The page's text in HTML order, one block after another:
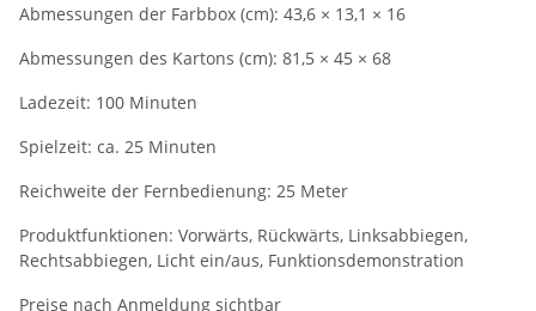
Abmessungen der Farbbox (cm): 43,6 × 13,1 × 16
Abmessungen des Kartons (cm): 81,5 × 45 × 68
Ladezeit: 100 Minuten
Spielzeit: ca. 25 Minuten
Reichweite der Fernbedienung: 25 Meter
Produktfunktionen: Vorwärts, Rückwärts, Linksabbiegen,
Rechtsabbiegen, Licht ein/aus, Funktionsdemonstration
Preise nach Anmeldung sichtbar